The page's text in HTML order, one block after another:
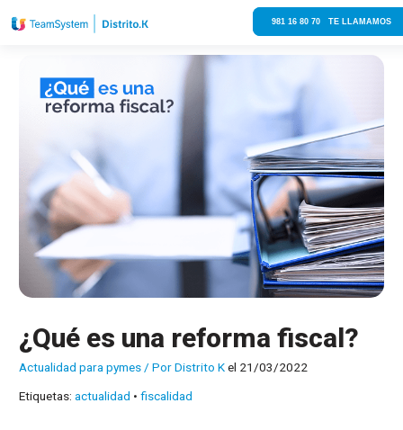
981 16 80 70 TE LLAMAMOS
¿Qué es una reforma fiscal?
Actualidad para pymes / PorDistrito Kel 21/03/2022
Etiquetas:actualidad •fiscalidad